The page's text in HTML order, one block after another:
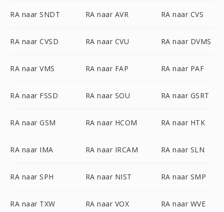
RA naar SNDT RA naar AVR RA naar CVS
RA naar CVSD RA naar CVU RA naar DVMS
RA naar VMS RA naar FAP RA naar PAF
RA naar FSSD RA naar SOU RA naar GSRT
RA naar GSM RA naar HCOM RA naar HTK
RA naar IMA RA naar IRCAM RA naar SLN
RA naar SPH RA naar NIST RA naar SMP
RA naar TXW RA naar VOX RA naar WVE